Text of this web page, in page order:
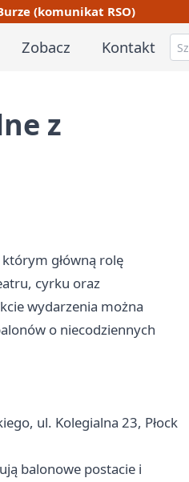
(komunikat RSO)
Zobacz Kontakt
z
główną rolę
cyrku oraz
wydarzenia można
o niecodziennych
ul. Kolegialna 23, Płock
balonowe postacie i